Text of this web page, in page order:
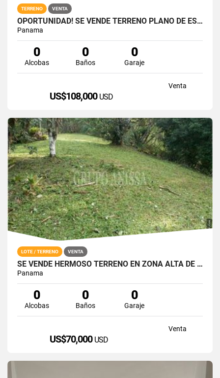
TERRENO VENTA
OPORTUNIDAD! SE VENDE TERRENO PLANO DE ESQUINA EN NUEVA GORGONA
Panama
0
Alcobas
0
Baños
0
Garaje
Venta
US$108,000 USD
LOTE / TERRENO VENTA
SE VENDE HERMOSO TERRENO EN ZONA ALTA DE ALTOS DEL MARIA
Panama
0
Alcobas
0
Baños
0
Garaje
Venta
US$70,000 USD